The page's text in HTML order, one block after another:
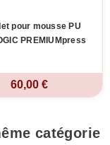
pour mousse PU
PREMIUMpress
60,00 €
catégorie